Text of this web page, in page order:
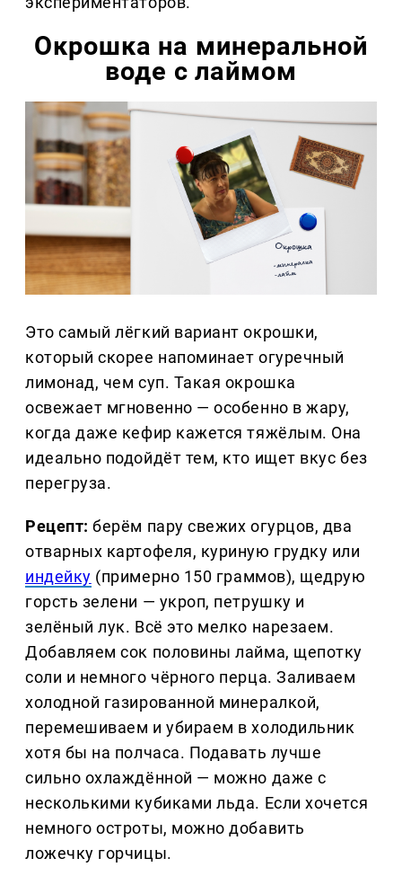
Окрошка на минеральной
воде с лаймом
Это самый лёгкий вариант окрошки,
который скорее напоминает огуречный
лимонад, чем суп. Такая окрошка
освежает мгновенно — особенно в жару,
когда даже кефир кажется тяжёлым. Она
идеально подойдёт тем, кто ищет вкус без
перегруза.
Рецепт:берём пару свежих огурцов, два
отварных картофеля, куриную грудку или
индейку (примерно 150 граммов), щедрую
горсть зелени — укроп, петрушку и
зелёный лук. Всё это мелко нарезаем.
Добавляем сок половины лайма, щепотку
соли и немного чёрного перца. Заливаем
холодной газированной минералкой,
перемешиваем и убираем в холодильник
хотя бы на полчаса. Подавать лучше
сильно охлаждённой — можно даже с
несколькими кубиками льда. Если хочется
немного остроты, можно добавить
ложечку горчицы.